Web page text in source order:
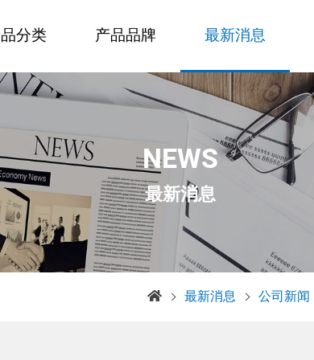
分类 产品品牌 最新消息
NEWS
最新消息
最新消息 公司新闻